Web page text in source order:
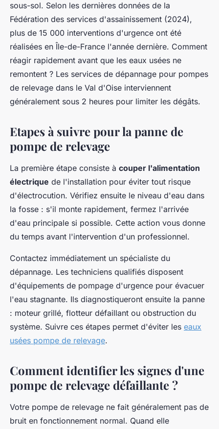
sous-sol. Selon les dernières données de la
Fédération des services d'assainissement (2024),
plus de 15 000 interventions d'urgence ont été
réalisées en Île-de-France l'année dernière. Comment
réagir rapidement avant que les eaux usées ne
remontent ? Les services de dépannage pour pompes
de relevage dans le Val d'Oise interviennent
généralement sous 2 heures pour limiter les dégâts.
Etapes à suivre pour la panne de
pompe de relevage
La première étape consiste à couper l'alimentation
électrique de l'installation pour éviter tout risque
d'électrocution. Vérifiez ensuite le niveau d'eau dans
la fosse : s'il monte rapidement, fermez l'arrivée
d'eau principale si possible. Cette action vous donne
du temps avant l'intervention d'un professionnel.
Contactez immédiatement un spécialiste du
dépannage. Les techniciens qualifiés disposent
d'équipements de pompage d'urgence pour évacuer
l'eau stagnante. Ils diagnostiqueront ensuite la panne
: moteur grillé, flotteur défaillant ou obstruction du
système. Suivre ces étapes permet d'éviter les eaux
usées pompe de relevage.
Comment identifier les signes d'une
pompe de relevage défaillante ?
Votre pompe de relevage ne fait généralement pas de
bruit en fonctionnement normal. Quand elle